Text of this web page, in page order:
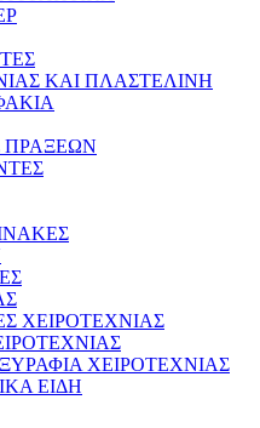
ΚΑΙ ΠΛΑΣΤΕΛΙΝΗ
ΧΕΙΡΟΤΕΧΝΙΑΣ
ΧΕΙΡΟΤΕΧΝΙΑΣ
ΕΙΔΗ